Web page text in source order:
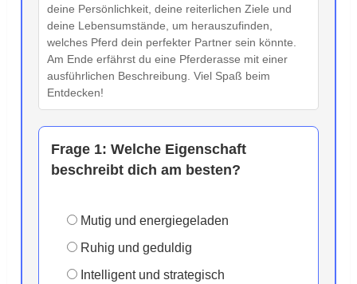
deine Persönlichkeit, deine reiterlichen Ziele und
deine Lebensumstände, um herauszufinden,
welches Pferd dein perfekter Partner sein könnte.
Am Ende erfährst du eine Pferderasse mit einer
ausführlichen Beschreibung. Viel Spaß beim
Entdecken!
Frage 1: Welche Eigenschaft
beschreibt dich am besten?
Mutig und energiegeladen
Ruhig und geduldig
Intelligent und strategisch